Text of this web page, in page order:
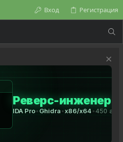
Вход Регистрация